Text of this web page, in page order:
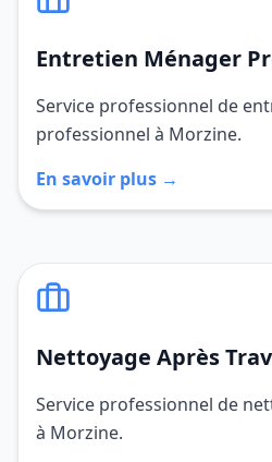
Entretien Ménager
Service professionnel de
professionnel à Morzine.
En savoir plus →
Nettoyage Après
Service professionnel de
à Morzine.